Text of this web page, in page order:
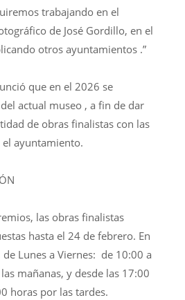
trabajando en el
de José Gordillo, en el
otros ayuntamientos .”
que en el 2026 se
actual museo , a fin de dar
de obras finalistas con las
el ayuntamiento.
las obras finalistas
hasta el 24 de febrero. En
Lunes a Viernes: de 10:00 a
mañanas, y desde las 17:00
horas por las tardes.